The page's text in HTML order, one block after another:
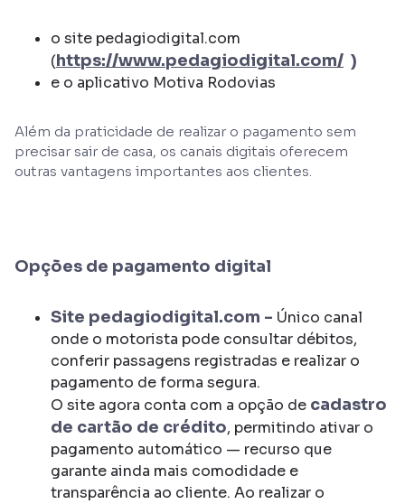
o site pedagiodigital.com
(https://www.pedagiodigital.com/ )
e o aplicativo Motiva Rodovias
Além da praticidade de realizar o pagamento sem
precisar sair de casa, os canais digitais oferecem
outras vantagens importantes aos clientes.
Opções de pagamento digital
Site pedagiodigital.com - Único canal
onde o motorista pode consultar débitos,
conferir passagens registradas e realizar o
pagamento de forma segura.
O site agora conta com a opção de cadastro
de cartão de crédito, permitindo ativar o
pagamento automático — recurso que
garante ainda mais comodidade e
transparência ao cliente. Ao realizar o